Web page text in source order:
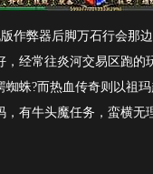
作弊器后脚万石行会那
，经常往炎河交易区跑的
蜘蛛?而热血传奇则以祖
，有牛头魔任务，蛮横无